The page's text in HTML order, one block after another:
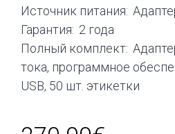
Источник питания:
Гарантия: 2 года
Полный комплект:
тока, программное
USB, 50 шт. этикетки